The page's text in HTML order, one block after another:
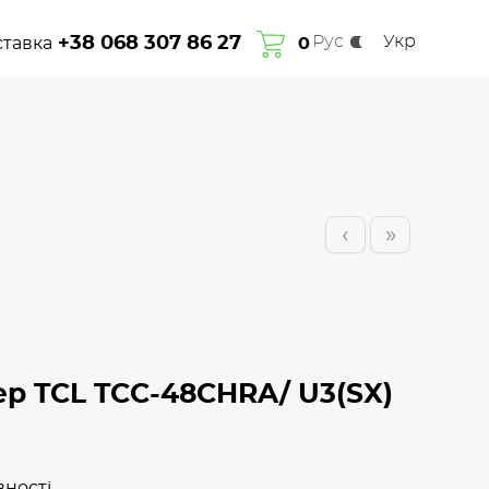
Про насГарантіяСплата та доставка Контакти
+38 068 307 86 27 0 Рус Укр
‹ »
TCL TCC-48CHRA/ U3(SX)